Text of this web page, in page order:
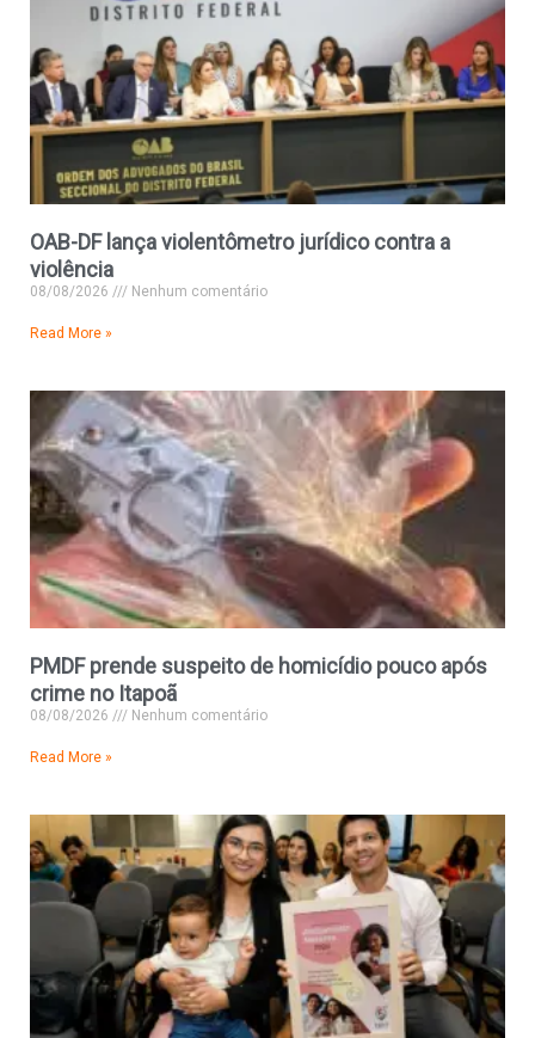
OAB-DF lança violentômetro jurídico contra a
violência
08/08/2026 Nenhum comentário
Read More »
PMDF prende suspeito de homicídio pouco após
crime no Itapoã
08/08/2026 Nenhum comentário
Read More »